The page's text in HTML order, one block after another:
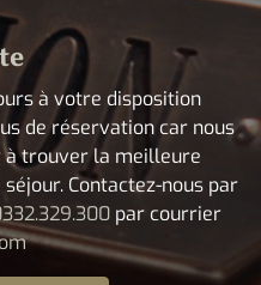
à votre disposition
de réservation car nous
à trouver la meilleure
Contactez-nous par
par courrier